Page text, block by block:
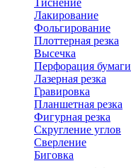
Тиснение
Лакирование
Фольгирование
Плоттерная резка
Высечка
Перфорация бумаги
Лазерная резка
Гравировка
Планшетная резка
Фигурная резка
Скругление углов
Сверление
Биговка